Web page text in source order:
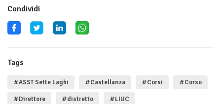
Condividi
Tags
#ASST Sette Laghi #Castellanza #Corsi #Corso
#Direttore #distretto #LIUC